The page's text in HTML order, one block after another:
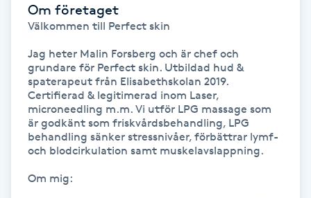
Kostrådgivning
Kroppsinpackning
Kroppspeeling
Om företaget
Välkommen till Perfect skin
Jag heter Malin Forsberg och är chef och
grundare för Perfect skin. Utbildad hud &
spaterapeut från Elisabethskolan 2019.
Certifierad & legitimerad inom Laser,
microneedling m.m. Vi utför LPG massage som
är godkänt som friskvårdsbehandling, LPG
behandling sänker stressnivåer, förbättrar lymf-
och blodcirkulation samt muskelavslappning.
Om mig: